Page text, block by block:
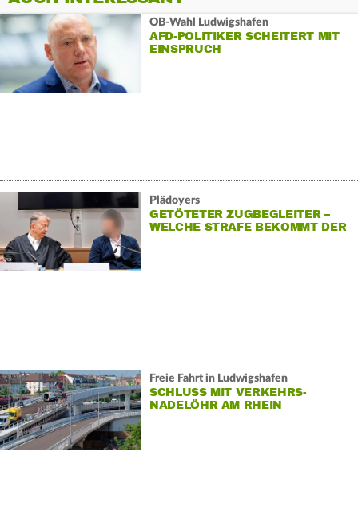
OB-Wahl Ludwigshafen
AFD-POLITIKER SCHEITERT MIT
EINSPRUCH
Plädoyers
GETÖTETER ZUGBEGLEITER –
WELCHE STRAFE BEKOMMT DER
Freie Fahrt in Ludwigshafen
SCHLUSS MIT VERKEHRS-
NADELÖHR AM RHEIN